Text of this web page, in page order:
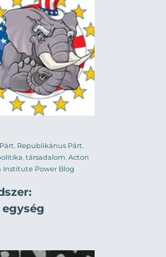
, Republikánus Párt,
, társadalom, Acton
Institute Power Blog